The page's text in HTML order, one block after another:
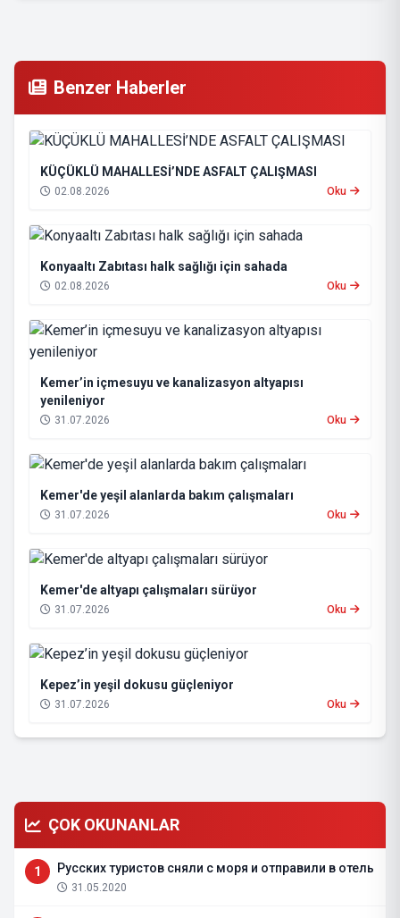
Benzer Haberler
KÜÇÜKLÜ MAHALLESİ’NDE ASFALT ÇALIŞMASI
02.08.2026 Oku
Konyaaltı Zabıtası halk sağlığı için sahada
02.08.2026 Oku
Kemer’in içmesuyu ve kanalizasyon altyapısı
yenileniyor
31.07.2026 Oku
Kemer'de yeşil alanlarda bakım çalışmaları
31.07.2026 Oku
Kemer'de altyapı çalışmaları sürüyor
31.07.2026 Oku
Kepez’in yeşil dokusu güçleniyor
31.07.2026 Oku
ÇOK OKUNANLAR
1 Русских туристов сняли с моря и отправили в отель
31.05.2020